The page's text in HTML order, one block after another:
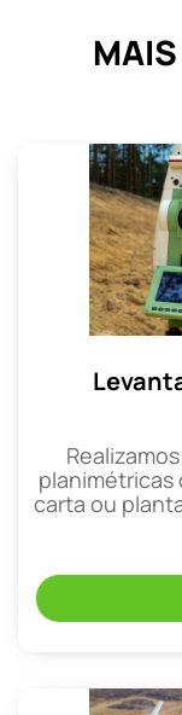
planimétricas
carta ou